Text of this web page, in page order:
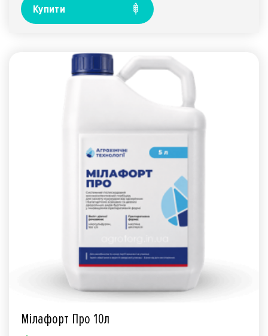
Купити
Мілафорт Про 10л